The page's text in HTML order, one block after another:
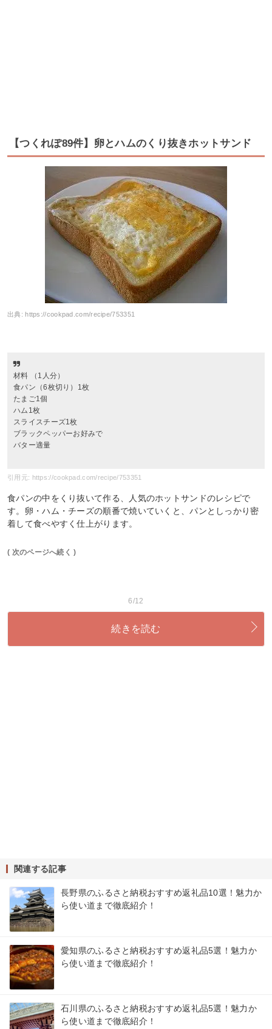
【つくれぽ89件】卵とハムのくり抜きホットサンド
出典:https://cookpad.com/recipe/753351
材料 （1人分）
食パン（6枚切り）1枚
たまご1個
ハム1枚
スライスチーズ1枚
ブラックペッパーお好みで
バター適量
引用元: https://cookpad.com/recipe/753351
食パンの中をくり抜いて作る、人気のホットサンドのレシピで
す。卵・ハム・チーズの順番で焼いていくと、パンとしっかり密
着して食べやすく仕上がります。
( 次のページへ続く )
6/12
続きを読む
関連する記事
長野県のふるさと納税おすすめ返礼品10選！魅力か
ら使い道まで徹底紹介！
愛知県のふるさと納税おすすめ返礼品5選！魅力か
ら使い道まで徹底紹介！
石川県のふるさと納税おすすめ返礼品5選！魅力か
ら使い道まで徹底紹介！